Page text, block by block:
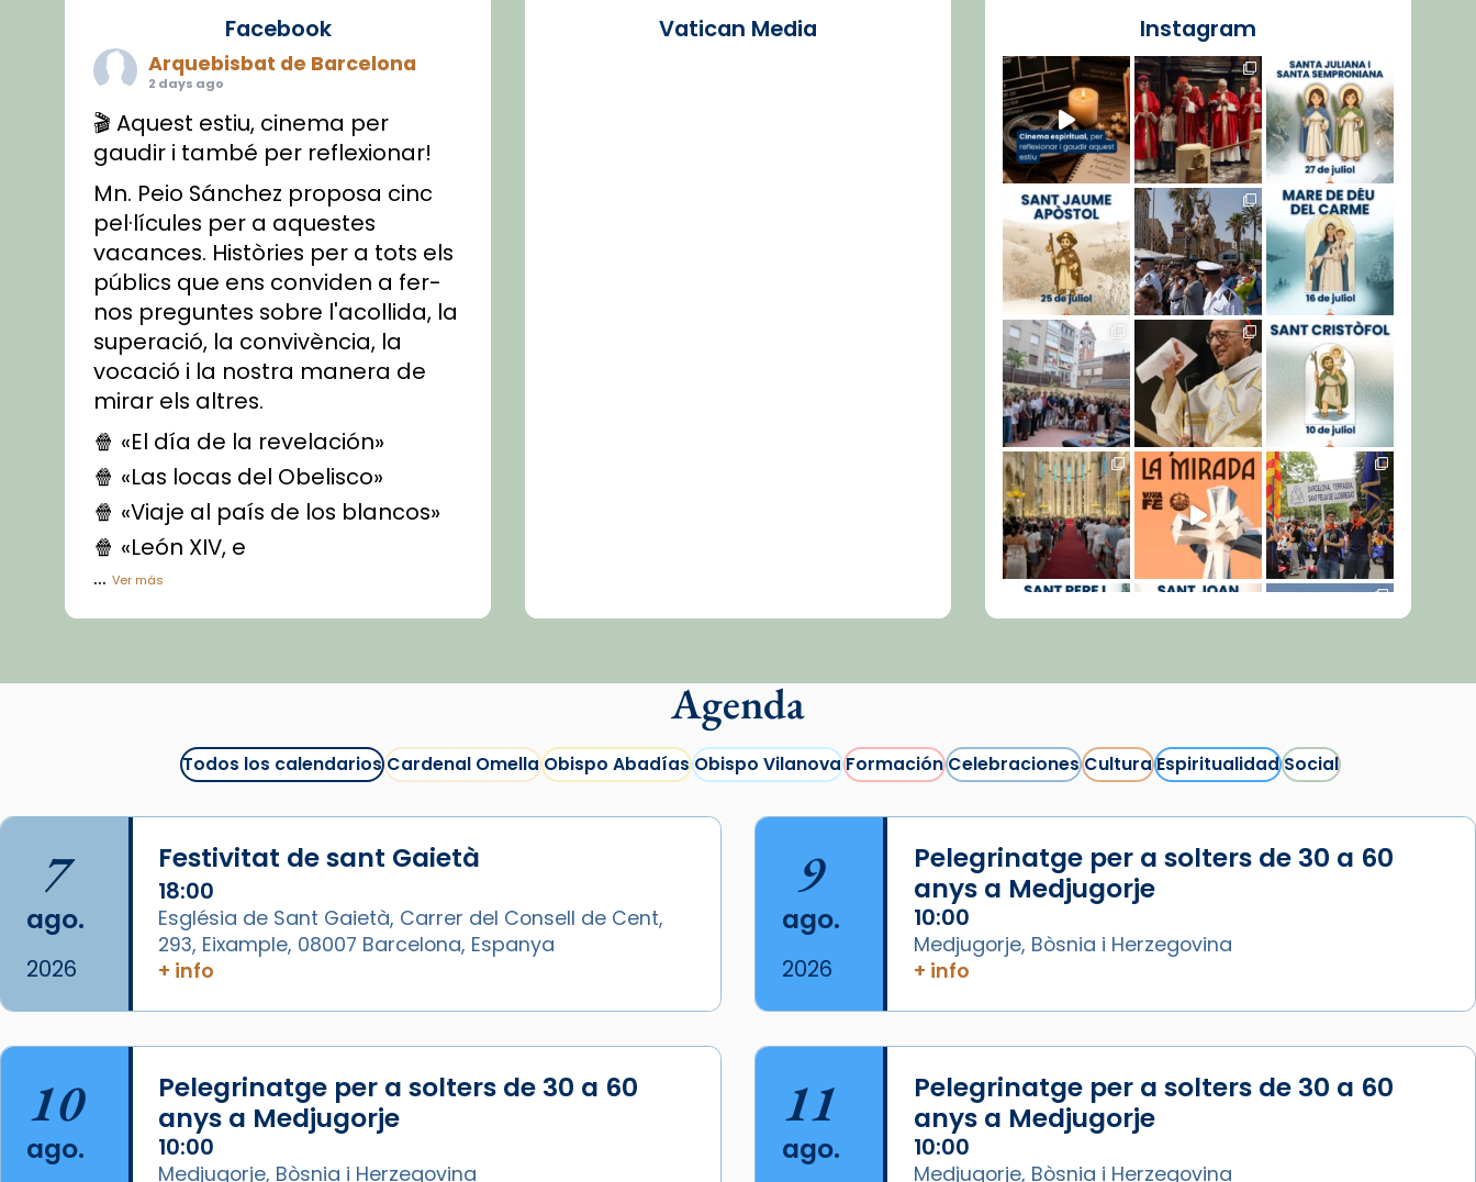
Facebook
Arquebisbat de Barcelona
2 days ago
🎬 Aquest estiu, cinema per
gaudir i també per reflexionar!
Mn. Peio Sánchez proposa cinc
pel·lícules per a aquestes
vacances. Històries per a tots els
públics que ens conviden a fer-
nos preguntes sobre l'acollida, la
superació, la convivència, la
vocació i la nostra manera de
mirar els altres.
🍿 «El día de la revelación»
🍿 «Las locas del Obelisco»
🍿 «Viaje al país de los blancos»
🍿 «León XIV, e
...Ver más
Vídeo
La Carmina va patir depressió.
arribar el seu testimoni al papa
Lleó XIV.
Recupera l'entrevista
compVatican News tican News 👇
Foto
View on Facebook Share
Vatican Media Instagram
Cargar más...
Agenda
Todos los calendariosCardenal OmellaObispo AbadíasObispo VilanovaFormaciónCelebracionesCulturaEspiritualidadSocial
7
ago.
2026
Festivitat de sant Gaietà
18:00
Església de Sant Gaietà, Carrer del Consell de Cent,
293, Eixample, 08007 Barcelona, Espanya
+ info
9
ago.
2026
Pelegrinatge per a solters de 30 a 60
anys a Medjugorje
10:00
Medjugorje, Bòsnia i Herzegovina
+ info
10
ago.
Pelegrinatge per a solters de 30 a 60
anys a Medjugorje
10:00
Medjugorje, Bòsnia i Herzegovina
11
ago.
Pelegrinatge per a solters de 30 a 60
anys a Medjugorje
10:00
Medjugorje, Bòsnia i Herzegovina